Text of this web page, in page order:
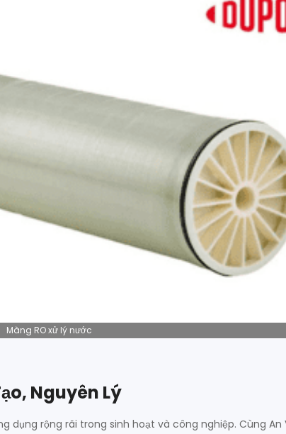
Màng RO xử lý nước
Nguyên Lý
dụng rộng rãi trong sinh hoạt và công nghiệp. Cùng An